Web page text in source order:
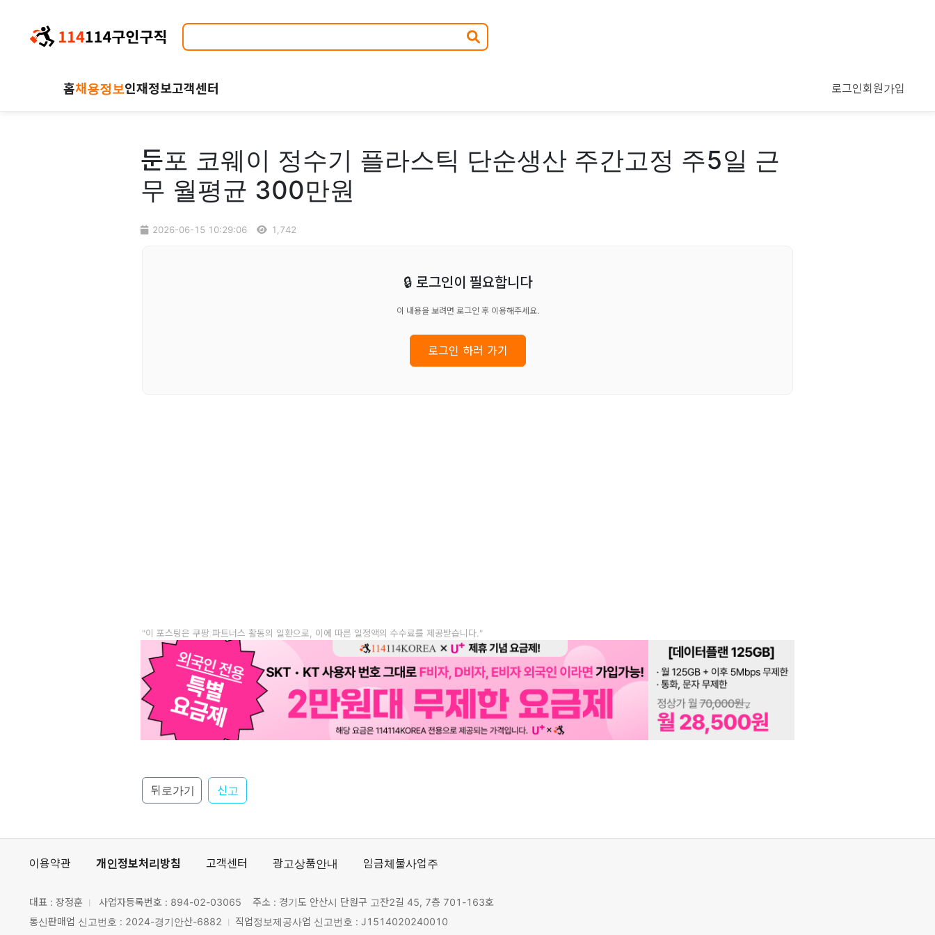
홈채용정보인재정보고객센터 로그인회원가입
둔포 코웨이 정수기 플라스틱 단순생산 주간고정 주5일 근
무 월평균 300만원
2026-06-15 10:29:06 1,742
🔒 로그인이 필요합니다
이 내용을 보려면 로그인 후 이용해주세요.
로그인 하러 가기
"이 포스팅은 쿠팡 파트너스 활동의 일환으로, 이에 따른 일정액의 수수료를 제공받습니다."
뒤로가기 신고
이용약관 개인정보처리방침 고객센터 광고상품안내 임금체불사업주
대표 : 장정훈 사업자등록번호 : 894-02-03065
주소 : 경기도 안산시 단원구 고잔2길 45, 7층 701-163호
통신판매업 신고번호 : 2024-경기안산-6882
직업정보제공사업 신고번호 : J1514020240010